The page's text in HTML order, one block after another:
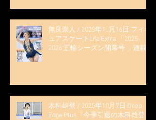
無良崇人 / 2025年10月16日 フィギ
ュアスケートLife Extra 「2025-
2026 五輪シーズン開幕号 」連載
木科雄登 / 2025年10月7日 Deep
Edge Plus『今季引退の木科雄登、